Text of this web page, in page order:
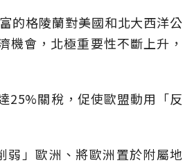
的格陵蘭對美國和北大西洋公
機會，北極重要性不斷上升，
25%關稅，促使歐盟動用「反
弱」歐洲、將歐洲置於附屬地